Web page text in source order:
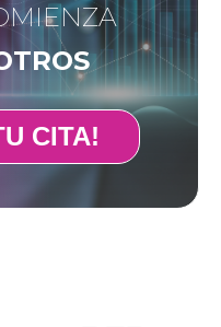
CITA!